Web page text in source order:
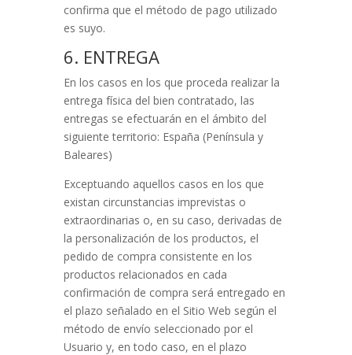
confirma que el método de pago utilizado
es suyo.
6. ENTREGA
En los casos en los que proceda realizar la
entrega física del bien contratado, las
entregas se efectuarán en el ámbito del
siguiente territorio: España (Península y
Baleares)
Exceptuando aquellos casos en los que
existan circunstancias imprevistas o
extraordinarias o, en su caso, derivadas de
la personalización de los productos, el
pedido de compra consistente en los
productos relacionados en cada
confirmación de compra será entregado en
el plazo señalado en el Sitio Web según el
método de envío seleccionado por el
Usuario y, en todo caso, en el plazo